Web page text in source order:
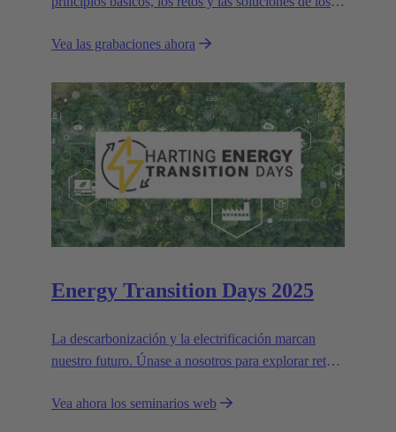
Vea las grabaciones ahora
Energy Transition Days 2025
La descarbonización y la electrificación marcan
nuestro futuro. Únase a nosotros para explorar retos
Vea ahora los seminarios web